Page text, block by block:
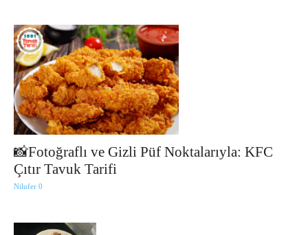
📸Fotoğraflı ve Gizli Püf Noktalarıyla: KFC
Çıtır Tavuk Tarifi
Nilufer 0